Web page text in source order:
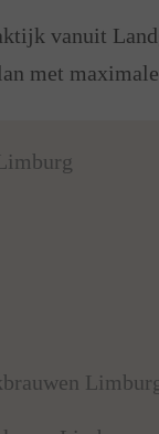
vanuit
met